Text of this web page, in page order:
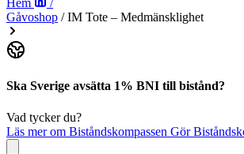
Hem
/
Gåvoshop /IM Tote – Medmänsklighet
Ska Sverige avsätta 1% BNI till bistånd?
Vad tycker du?
Läs mer om Biståndskompassen Gör